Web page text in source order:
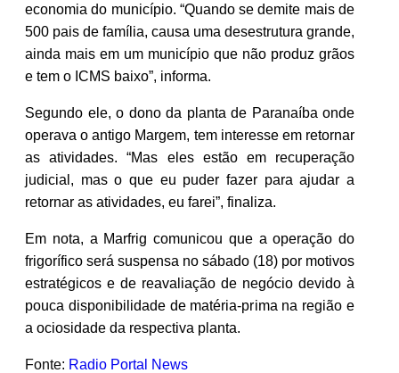
economia do município. “Quando se demite mais de
500 pais de família, causa uma desestrutura grande,
ainda mais em um município que não produz grãos
e tem o ICMS baixo”, informa.
Segundo ele, o dono da planta de Paranaíba onde
operava o antigo Margem, tem interesse em retornar
as atividades. “Mas eles estão em recuperação
judicial, mas o que eu puder fazer para ajudar a
retornar as atividades, eu farei”, finaliza.
Em nota, a Marfrig comunicou que a operação do
frigorífico será suspensa no sábado (18) por motivos
estratégicos e de reavaliação de negócio devido à
pouca disponibilidade de matéria-prima na região e
a ociosidade da respectiva planta.
Fonte: Radio Portal News